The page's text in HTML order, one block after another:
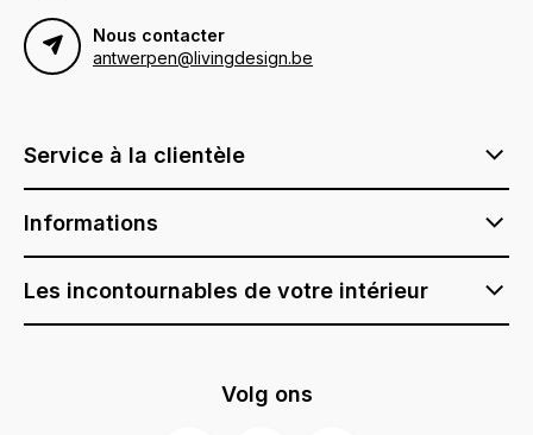
Nous contacter
antwerpen@livingdesign.be
Service à la clientèle
Informations
Les incontournables de votre intérieur
Volg ons